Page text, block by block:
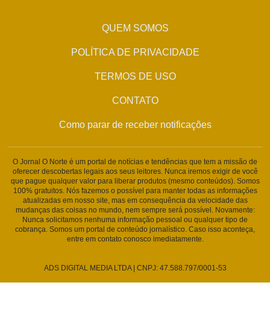
QUEM SOMOS
POLÍTICA DE PRIVACIDADE
TERMOS DE USO
CONTATO
Como parar de receber notificações
O Jornal O Norte é um portal de notícias e tendências que tem a missão de
oferecer descobertas legais aos seus leitores. Nunca iremos exigir de você
que pague qualquer valor para liberar produtos (mesmo conteúdos). Somos
100% gratuitos. Nós fazemos o possível para manter todas as informações
atualizadas em nosso site, mas em consequência da velocidade das
mudanças das coisas no mundo, nem sempre será possível. Novamente:
Nunca solicitamos nenhuma informação pessoal ou qualquer tipo de
cobrança. Somos um portal de conteúdo jornalístico. Caso isso aconteça,
entre em contato conosco imediatamente.
ADS DIGITAL MEDIA LTDA | CNPJ: 47.588.797/0001-53